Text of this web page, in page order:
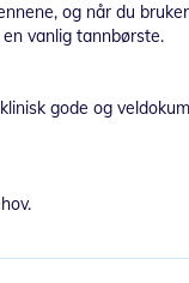
og når du
vanlig tannbørste.
gode og